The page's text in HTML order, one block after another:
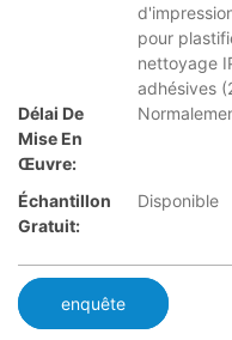
pour
nettoyage
adhésives
Délai De
Mise En
Œuvre:
Échantillon
Gratuit:
Disponible
enquête